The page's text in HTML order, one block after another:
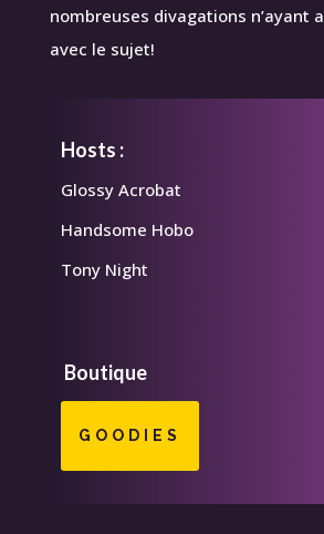
nombreuses divagations n’ayant
avec le sujet!
Hosts :
Glossy Acrobat
Handsome Hobo
Tony Night
Boutique
GOODIES